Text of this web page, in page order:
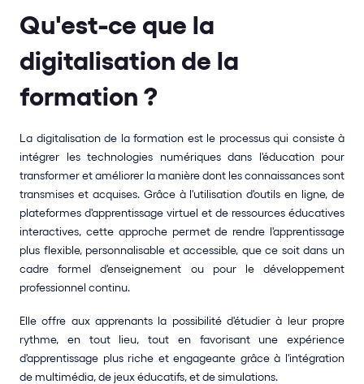
Qu'est-ce que la
digitalisation de la
formation ?
La digitalisation de la formation est le processus qui consiste à
intégrer les technologies numériques dans l'éducation pour
transformer et améliorer la manière dont les connaissances sont
transmises et acquises. Grâce à l'utilisation d'outils en ligne, de
plateformes d'apprentissage virtuel et de ressources éducatives
interactives, cette approche permet de rendre l'apprentissage
plus flexible, personnalisable et accessible, que ce soit dans un
cadre formel d'enseignement ou pour le développement
professionnel continu.
Elle offre aux apprenants la possibilité d'étudier à leur propre
rythme, en tout lieu, tout en favorisant une expérience
d'apprentissage plus riche et engageante grâce à l'intégration
de multimédia, de jeux éducatifs, et de simulations.